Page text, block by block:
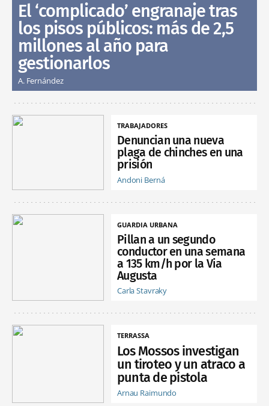
El ‘complicado’ engranaje tras
los pisos públicos: más de 2,5
millones al año para
gestionarlos
A. Fernández
TRABAJADORES
Denuncian una nueva
plaga de chinches en una
prisión
Andoni Berná
GUARDIA URBANA
Pillan a un segundo
conductor en una semana
a 135 km/h por la Via
Augusta
Carla Stavraky
TERRASSA
Los Mossos investigan
un tiroteo y un atraco a
punta de pistola
Arnau Raimundo